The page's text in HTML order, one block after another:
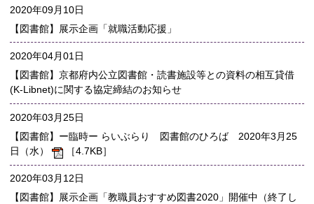
2020年09月10日
【図書館】展示企画「就職活動応援」
2020年04月01日
【図書館】京都府内公立図書館・読書施設等との資料の相互貸借
(K-Libnet)に関する協定締結のお知らせ
2020年03月25日
【図書館】ー臨時ー らいぶらり 図書館のひろば 2020年3月25
日（水）
［4.7KB］
2020年03月12日
【図書館】展示企画「教職員おすすめ図書2020」開催中（終了し